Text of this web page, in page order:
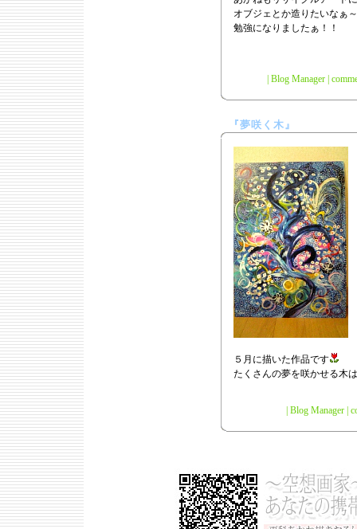
オブジェとか造りたいなぁ
勉強になりましたぁ！！
Blog Manager|
『夢咲く木』
５月に描いた作品です
たくさんの夢を咲かせる木
Blog Manager|